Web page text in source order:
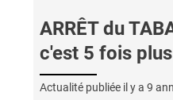
ARRÊT du
c'est 5 fois
Actualité publiée il y a 9